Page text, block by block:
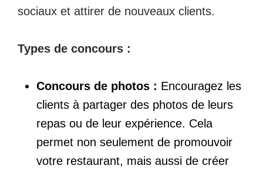
sociaux et attirer de nouveaux clients.
Types de concours :
Concours de photos : Encouragez les
clients à partager des photos de leurs
repas ou de leur expérience. Cela
permet non seulement de promouvoir
votre restaurant, mais aussi de créer